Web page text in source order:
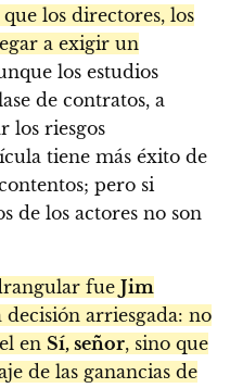
los directores, los
a exigir un
los estudios
de contratos, a
los riesgos
tiene más éxito de
pero si
de los actores no son
fue Jim
arriesgada: no
en Sí, señor, sino que
de las ganancias de